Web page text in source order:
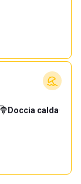
Doccia calda·